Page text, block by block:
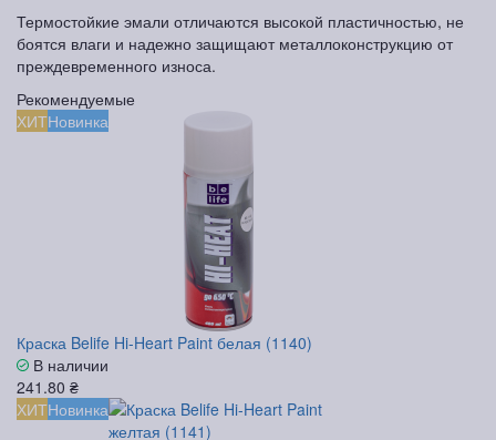
Термостойкие эмали отличаются высокой пластичностью, не
боятся влаги и надежно защищают металлоконструкцию от
преждевременного износа.
Рекомендуемые
ХИТНовинка
Краска Belife Hi-Heart Paint белая (1140)
В наличии
241.80 ₴
ХИТНовинка